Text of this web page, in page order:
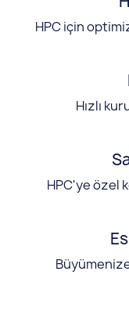
HPC için
Hızlı
HPC'ye özel